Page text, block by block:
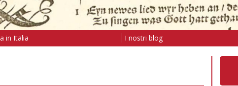
in Italia I nostri blog